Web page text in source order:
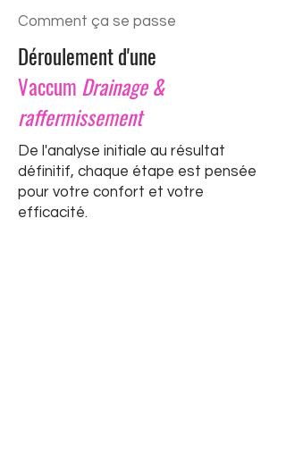
Comment ça se passe
Déroulement d'une
Vaccum Drainage &
raffermissement
De l'analyse initiale au résultat
définitif, chaque étape est pensée
pour votre confort et votre
efficacité.